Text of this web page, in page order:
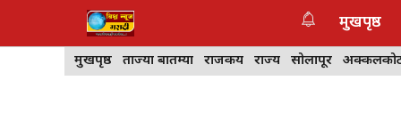
मुखपृष्ठ
मुखपृष्ठ ताज्या बातम्या राजकीय राज्य सोलापूर